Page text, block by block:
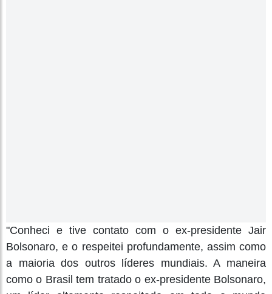
"Conheci e tive contato com o ex-presidente Jair
Bolsonaro, e o respeitei profundamente, assim como
a maioria dos outros líderes mundiais. A maneira
como o Brasil tem tratado o ex-presidente Bolsonaro,